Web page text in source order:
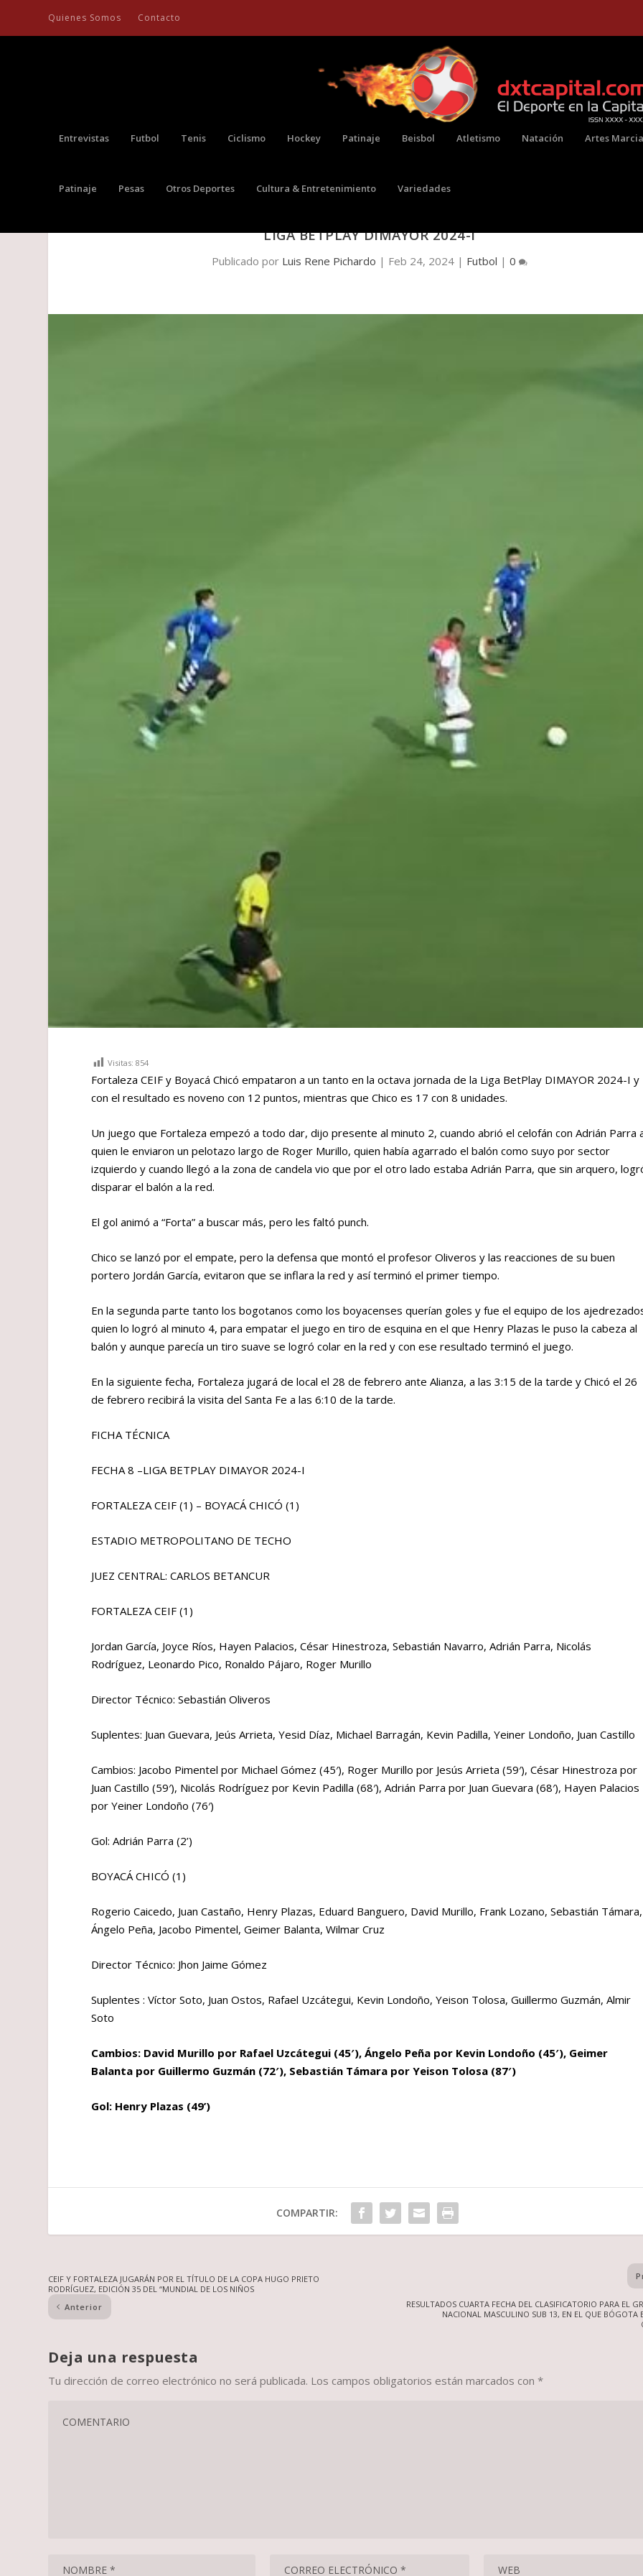
Quienes Somos Contacto
Entrevistas Futbol Tenis Ciclismo Hockey Patinaje Beisbol Atletismo Natación Artes
Patinaje Pesas Otros Deportes Cultura & Entretenimiento Variedades
LIGA BETPLAY DIMAYOR 2024-I
Publicado por Luis Rene Pichardo | Feb 24, 2024| Futbol | 0
Visitas: 854
Fortaleza CEIF y Boyacá Chicó empataron a un tanto en la octava jornada de la Liga BetPlay DIMAYOR 2024-I y
con el resultado es noveno con 12 puntos, mientras que Chico es 17 con 8 unidades.
Un juego que Fortaleza empezó a todo dar, dijo presente al minuto 2, cuando abrió el celofán con Adrián Parra
quien le enviaron un pelotazo largo de Roger Murillo, quien había agarrado el balón como suyo por sector
izquierdo y cuando llegó a la zona de candela vio que por el otro lado estaba Adrián Parra, que sin arquero,
disparar el balón a la red.
El gol animó a “Forta” a buscar más, pero les faltó punch.
Chico se lanzó por el empate, pero la defensa que montó el profesor Oliveros y las reacciones de su buen
portero Jordán García, evitaron que se inflara la red y así terminó el primer tiempo.
En la segunda parte tanto los bogotanos como los boyacenses querían goles y fue el equipo de los
quien lo logró al minuto 4, para empatar el juego en tiro de esquina en el que Henry Plazas le puso la cabeza al
balón y aunque parecía un tiro suave se logró colar en la red y con ese resultado terminó el juego.
En la siguiente fecha, Fortaleza jugará de local el 28 de febrero ante Alianza, a las 3:15 de la tarde y Chicó el 26
de febrero recibirá la visita del Santa Fe a las 6:10 de la tarde.
FICHA TÉCNICA
FECHA 8 –LIGA BETPLAY DIMAYOR 2024-I
FORTALEZA CEIF (1) – BOYACÁ CHICÓ (1)
ESTADIO METROPOLITANO DE TECHO
JUEZ CENTRAL: CARLOS BETANCUR
FORTALEZA CEIF (1)
Jordan García, Joyce Ríos, Hayen Palacios, César Hinestroza, Sebastián Navarro, Adrián Parra, Nicolás
Rodríguez, Leonardo Pico, Ronaldo Pájaro, Roger Murillo
Director Técnico: Sebastián Oliveros
Suplentes: Juan Guevara, Jeús Arrieta, Yesid Díaz, Michael Barragán, Kevin Padilla, Yeiner Londoño, Juan Castillo
Cambios: Jacobo Pimentel por Michael Gómez (45′), Roger Murillo por Jesús Arrieta (59′), César Hinestroza por
Juan Castillo (59′), Nicolás Rodríguez por Kevin Padilla (68′), Adrián Parra por Juan Guevara (68′), Hayen Palacios
por Yeiner Londoño (76′)
Gol: Adrián Parra (2’)
BOYACÁ CHICÓ (1)
Rogerio Caicedo, Juan Castaño, Henry Plazas, Eduard Banguero, David Murillo, Frank Lozano, Sebastián Támara,
Ángelo Peña, Jacobo Pimentel, Geimer Balanta, Wilmar Cruz
Director Técnico: Jhon Jaime Gómez
Suplentes : Víctor Soto, Juan Ostos, Rafael Uzcátegui, Kevin Londoño, Yeison Tolosa, Guillermo Guzmán, Almir
Soto
Cambios: David Murillo por Rafael Uzcátegui (45′), Ángelo Peña por Kevin Londoño (45′), Geimer
Balanta por Guillermo Guzmán (72′), Sebastián Támara por Yeison Tolosa (87′)
Gol: Henry Plazas (49’)
COMPARTIR:
CEIF Y FORTALEZA JUGARÁN POR EL TÍTULO DE LA COPA HUGO PRIETO
RODRÍGUEZ, EDICIÓN 35 DEL “MUNDIAL DE LOS NIÑOS
Anterior
RESULTADOS CUARTA FECHA DEL CLASIFICATORIO PARA EL
NACIONAL MASCULINO SUB 13, EN EL QUE BÓGOTA
Deja una respuesta
Tu dirección de correo electrónico no será publicada. Los campos obligatorios están marcados con*